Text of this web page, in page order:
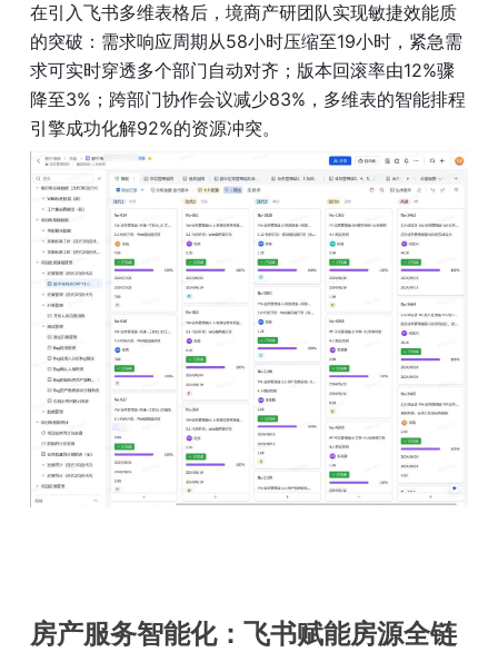
在引入飞书多维表格后，境商产研团队实现敏捷效能质
的突破：需求响应周期从58小时压缩至19小时，紧急需
求可实时穿透多个部门自动对齐；版本回滚率由12%骤
降至3%；跨部门协作会议减少83%，多维表的智能排程
引擎成功化解92%的资源冲突。
房产服务智能化：飞书赋能房源全链